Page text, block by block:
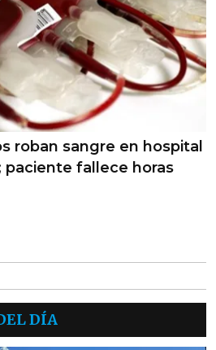
roban sangre en hospital
paciente fallece horas
DÍA